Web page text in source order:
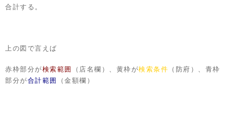
合計する。
上の図で言えば
赤枠部分が検索範囲 （店名欄）、黄枠が検索条件 （防府）、青枠
部分が合計範囲 （金額欄）